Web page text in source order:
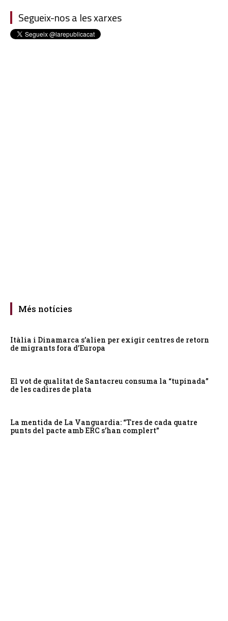
Segueix-nos a les xarxes
Més notícies
Itàlia i Dinamarca s’alien per exigir centres de retorn
de migrants fora d’Europa
El vot de qualitat de Santacreu consuma la “tupinada”
de les cadires de plata
La mentida de La Vanguardia: “Tres de cada quatre
punts del pacte amb ERC s’han complert”